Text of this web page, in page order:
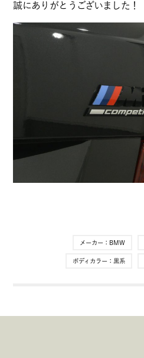
誠にありがとうございました！
メーカー： BMW
ボディカラー： 黒系